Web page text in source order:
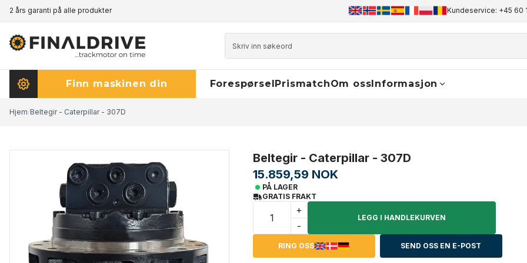
2 års garanti på alle produkterPrisgaranti - klikk her for å lese mer +45 60 17 81 50 info@finaldrive-trackmotors.com
Kundeservice: +45 60
Finn maskinen din ForespørselPrismatchOm ossInformasjon
Hjem/Beltegir - Caterpillar - 307D
Beltegir - Caterpillar - 307D
15.859,59 NOK
PÅ LAGER
GRATIS FRAKT
+
-
LEGG I HANDLEKURVEN
RING OSS SEND OSS EN E-POST